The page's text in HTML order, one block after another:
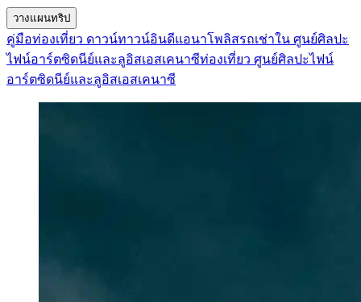
วางแผนทริป
คู่มือท่องเที่ยว ดาวน์ทาวน์อินดีแอนาโพลิสรถเช่าใน ศูนย์ศิลปะ
ไฟน์อาร์ตซิดนีย์และลูอิสเอสเคนาซีท่องเที่ยว ศูนย์ศิลปะไฟน์
อาร์ตซิดนีย์และลูอิสเอสเคนาซี